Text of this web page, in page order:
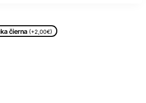
čierna (+2,00€)